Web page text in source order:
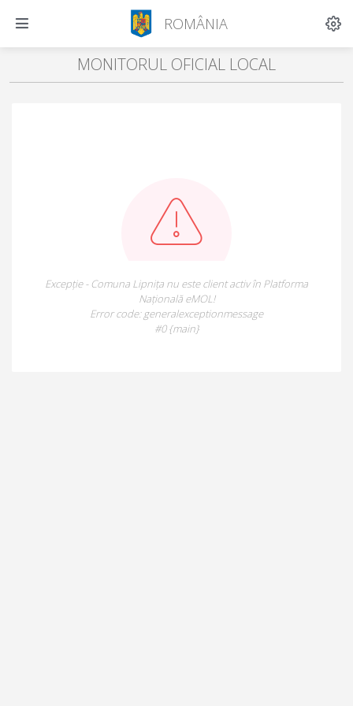
ROMÂNIA
MONITORUL OFICIAL LOCAL
Excepție - Comuna Lipnița nu este client activ în Platforma
Națională eMOL!
Error code: generalexceptionmessage
#0 {main}